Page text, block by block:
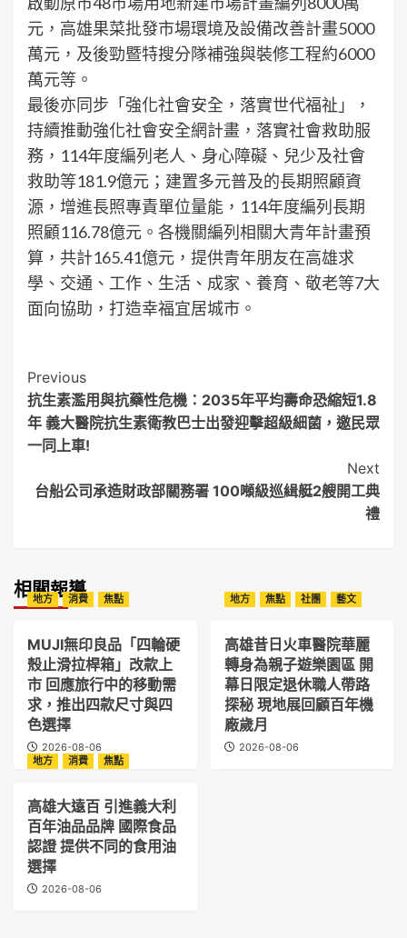
元，高雄果菜批發市場環境及設備改善計畫5000
萬元，及後勁暨特搜分隊補強與裝修工程約6000
萬元等。
最後亦同步「強化社會安全，落實世代福祉」，
持續推動強化社會安全網計畫，落實社會救助服
務，114年度編列老人、身心障礙、兒少及社會
救助等181.9億元；建置多元普及的長期照顧資
源，增進長照專責單位量能，114年度編列長期
照顧116.78億元。各機關編列相關大青年計畫預
算，共計165.41億元，提供青年朋友在高雄求
學、交通、工作、生活、成家、養育、敬老等7大
面向協助，打造幸福宜居城市。
Post
Navigation
Previous
抗生素濫用與抗藥性危機：2035年平均壽命恐縮短1.8
年 義大醫院抗生素衛教巴士出發迎擊超級細菌，邀民眾
一同上車!
Next
台船公司承造財政部關務署 100噸級巡緝艇2艘開工典
禮
相關報導
地方 消費 焦點
MUJI無印良品「四輪硬
殼止滑拉桿箱」改款上
市 回應旅行中的移動需
求，推出四款尺寸與四
色選擇
2026-08-06
地方 焦點 社團 藝文
高雄昔日火車醫院華麗
轉身為親子遊樂園區 開
幕日限定退休職人帶路
探秘 現地展回顧百年機
廠歲月
2026-08-06
地方
消費 焦點
高雄大遠百 引進義大利
百年油品品牌 國際食品
認證 提供不同的食用油
選擇
2026-08-06